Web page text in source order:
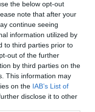
the below opt-out
note that after your
continue seeing
information utilized by
to third parties prior to
out of the further
by third parties on the
This information may
on the IAB’s List of
disclose it to other
στην
και
της Στέγης